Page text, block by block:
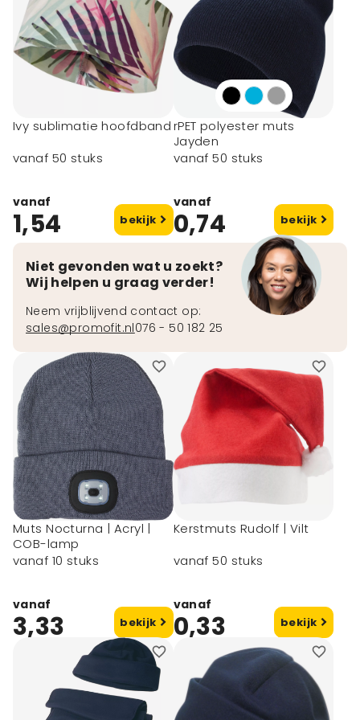
Plastic (2)
toon meer
Ivy sublimatie hoofdband
vanaf 50 stuks
vanaf
1,54 bekijk
rPET polyester muts
Jayden
vanaf 50 stuks
vanaf
0,74 bekijk
Niet gevonden wat u zoekt?
Wij helpen u graag verder!
Neem vrijblijvend contact op:
sales@promofit.nl076 - 50 182 25
Muts Nocturna | Acryl |
COB-lamp
vanaf 10 stuks
vanaf
3,33 bekijk
Kerstmuts Rudolf | Vilt
vanaf 50 stuks
vanaf
0,33 bekijk